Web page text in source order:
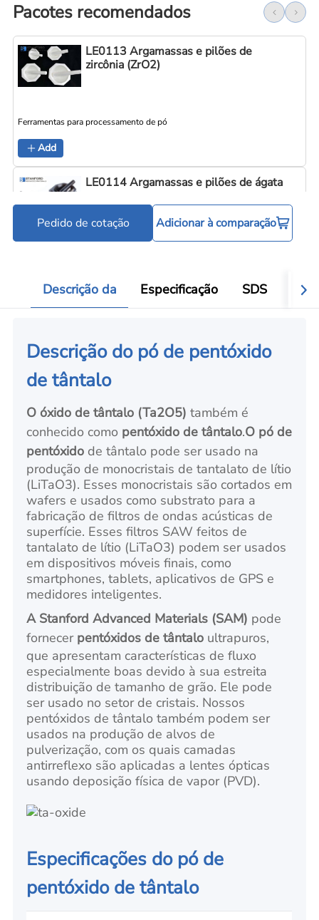
Pacotes recomendados
LE0113 Argamassas e pilões de
zircônia (ZrO2)
Ferramentas para processamento de pó
Add
LE0114 Argamassas e pilões de ágata
Pedido de cotação Adicionar à comparação
Descrição da Especificação SDS
Descrição do pó de pentóxido
de tântalo
O óxido de tântalo (Ta2O5) também é
conhecido como pentóxido de tântalo.O pó de
pentóxido de tântalo pode ser usado na
produção de monocristais de tantalato de lítio
(LiTaO3). Esses monocristais são cortados em
wafers e usados como substrato para a
fabricação de filtros de ondas acústicas de
superfície. Esses filtros SAW feitos de
tantalato de lítio (LiTaO3) podem ser usados
em dispositivos móveis finais, como
smartphones, tablets, aplicativos de GPS e
medidores inteligentes.
A Stanford Advanced Materials (SAM) pode
fornecer pentóxidos de tântalo ultrapuros,
que apresentam características de fluxo
especialmente boas devido à sua estreita
distribuição de tamanho de grão. Ele pode
ser usado no setor de cristais. Nossos
pentóxidos de tântalo também podem ser
usados na produção de alvos de
pulverização, com os quais camadas
antirreflexo são aplicadas a lentes ópticas
usando deposição física de vapor (PVD).
Especificações do pó de
pentóxido de tântalo